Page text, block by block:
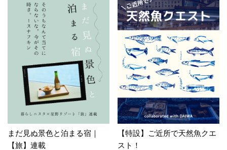
まだ見ぬ景色と泊まる宿｜
【旅】連載
【特設】ご近所で天然魚クエ
スト！